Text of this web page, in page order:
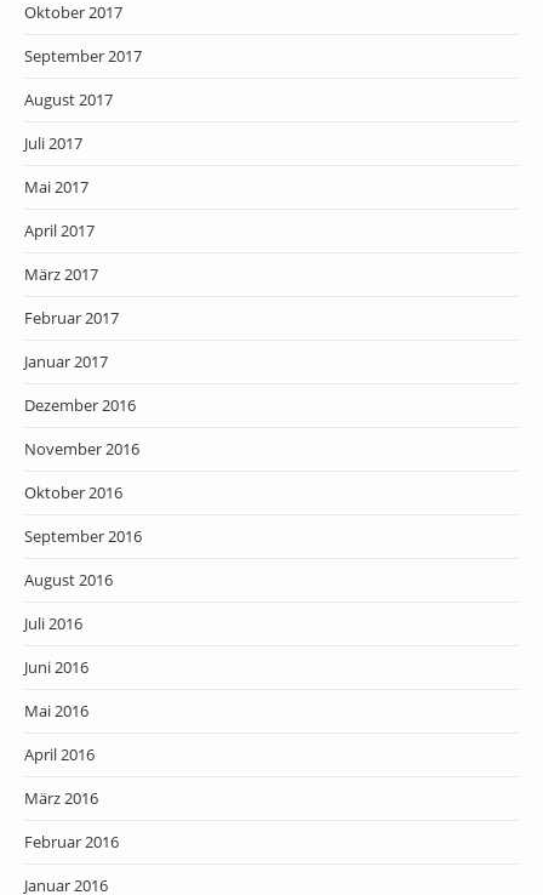
Oktober 2017
September 2017
August 2017
Juli 2017
Mai 2017
April 2017
März 2017
Februar 2017
Januar 2017
Dezember 2016
November 2016
Oktober 2016
September 2016
August 2016
Juli 2016
Juni 2016
Mai 2016
April 2016
März 2016
Februar 2016
Januar 2016